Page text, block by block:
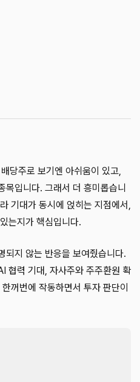
당주로 보기엔 아쉬움이 있고,
목입니다. 그래서 더 흥미롭습니
기대가 동시에 얹히는 지점에서,
는지가 핵심입니다.
되지 않는 반응을 보여줬습니다.
협력 기대, 자사주와 주주환원 확
꺼번에 작동하면서 투자 판단이